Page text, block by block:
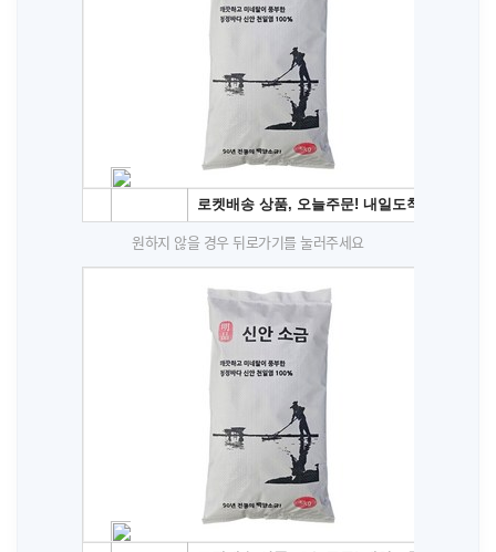
원하지 않을 경우 뒤로가기를 눌러주세요